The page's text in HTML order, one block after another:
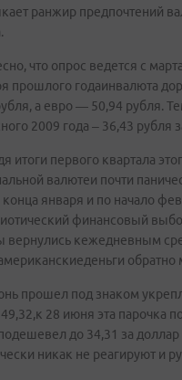
ранжир предпочтений
что опрос ведется с
прошлого годаинвалюта
а евро — 50,94 рубля.
2009 года – 36,43 рубля
итоги первого квартала
валютеи почти
конца января и по начало
финансовый
вернулись кежедневным
обратно
прошел под знаком
28 июня эта парочка
до 34,31 за
никак не реагируют и